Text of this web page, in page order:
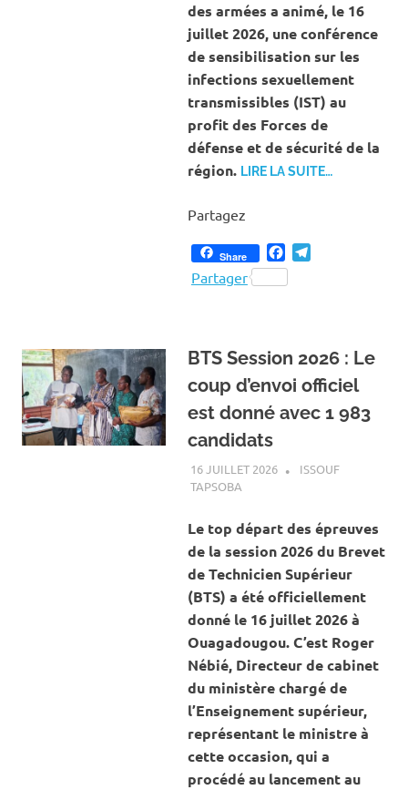
des armées a animé, le 16
juillet 2026, une conférence
de sensibilisation sur les
infections sexuellement
transmissibles (IST) au
profit des Forces de
défense et de sécurité de la
région. LIRE LA SUITE…
Partagez
Share Facebook
Partager
BTS Session 2026 : Le
coup d’envoi officiel
est donné avec 1 983
candidats
16 JUILLET 2026
ISSOUF
TAPSOBA
Le top départ des épreuves
de la session 2026 du Brevet
de Technicien Supérieur
(BTS) a été officiellement
donné le 16 juillet 2026 à
Ouagadougou. C’est Roger
Nébié, Directeur de cabinet
du ministère chargé de
l’Enseignement supérieur,
représentant le ministre à
cette occasion, qui a
procédé au lancement au